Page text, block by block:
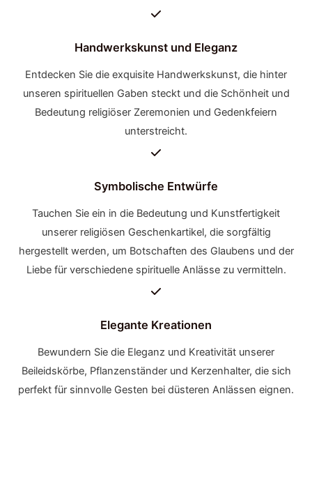
Handwerkskunst und Eleganz
Entdecken Sie die exquisite Handwerkskunst, die hinter
unseren spirituellen Gaben steckt und die Schönheit und
Bedeutung religiöser Zeremonien und Gedenkfeiern
unterstreicht.
Symbolische Entwürfe
Tauchen Sie ein in die Bedeutung und Kunstfertigkeit
unserer religiösen Geschenkartikel, die sorgfältig
hergestellt werden, um Botschaften des Glaubens und der
Liebe für verschiedene spirituelle Anlässe zu vermitteln.
Elegante Kreationen
Bewundern Sie die Eleganz und Kreativität unserer
Beileidskörbe, Pflanzenständer und Kerzenhalter, die sich
perfekt für sinnvolle Gesten bei düsteren Anlässen eignen.